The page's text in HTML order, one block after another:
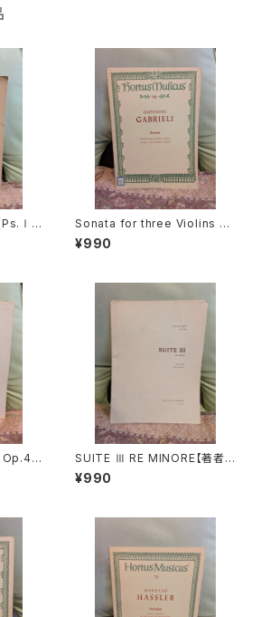
CL
Sonata for three Violins an
d Basso continuo【著者：GA
BRIELI】出版社：BÄRENREITE
¥990
Op.4 -
】出
年
SUITE Ⅲ RE MINORE【著者：
DIEUPART】出版社：EDITION
MOECK 1966年
¥990